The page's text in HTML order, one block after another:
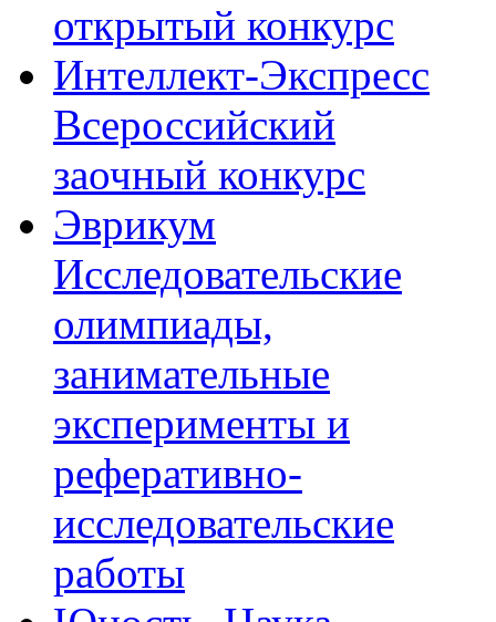
открытый конкурс
Интеллект-Экспресс
Всероссийский
заочный конкурс
Эврикум
Исследовательские
олимпиады,
занимательные
эксперименты и
реферативно-
исследовательские
работы